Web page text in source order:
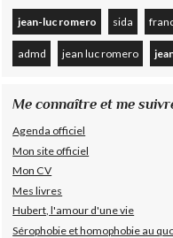
jean-luc romero sida
admd jean luc romero
Me connaître et me
Agenda officiel
Mon site officiel
Mon CV
Mes livres
Hubert, l'amour d'une vie
Sérophobie et homophobie au